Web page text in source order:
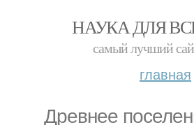
НАУКА ДЛЯ
самый лучший
главная
Древнее